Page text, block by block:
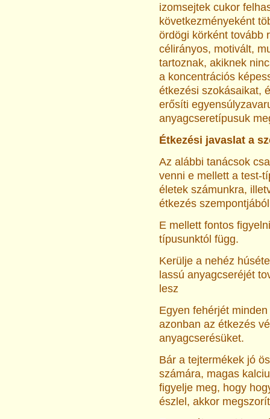
izomsejtek cukor
következményeként
ördögi körként tovább
célirányos, motivált,
tartoznak, akiknek
a koncentrációs
étkezési szokásaikat,
erősíti
anyagcseretípusuk
Étkezési javaslat a
Az alábbi tanácsok
venni e mellett a test-
életek számunkra,
étkezés
E mellett fontos
típusunktól függ.
Kerülje a nehéz
lassú anyagcseréjét
lesz
Egyen fehérjét
azonban az étkezés
anyagcserésüket.
Bár a tejtermékek jó
számára, magas
figyelje meg, hogy
észlel, akkor